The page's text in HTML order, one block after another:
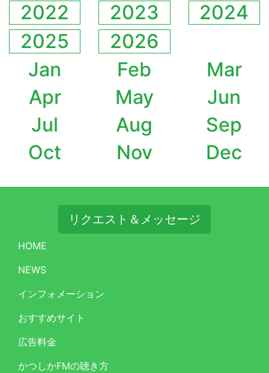
2022
2023
2024
2025
2026
Jan
Feb
Mar
Apr
May
Jun
Jul
Aug
Sep
Oct
Nov Dec
リクエスト＆メッセージ
HOME
NEWS
インフォメーション
おすすめサイト
広告料金
かつしかFMの聴き方